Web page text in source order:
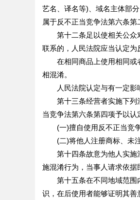
艺名、译名等)、域名主体部
属于反不正当竞争法第六条第
第十二条足以使相关公众对
联系的，人民法院应当认定为
在相同商品上使用相同或者
相混淆。
人民法院认定与有一定影响
第十三条经营者实施下列混
当竞争法第六条第四项予以认
(一)擅自使用反不正当竞争
(二)将他人注册商标、未注
第十四条故意为他人实施混
施混淆行为，当事人请求依据
第十五条在不同地域范围内
识，在后使用者能够证明其善